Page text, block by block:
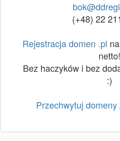
(+48) 22
Rejestracja domen .pl
netto!
Bez haczyków i bez
:)
Przechwytuj domeny